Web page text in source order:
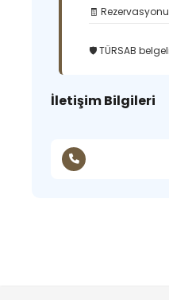
🧾
🛡️ TÜRSAB
İletişim Bilgileri